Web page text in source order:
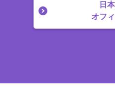
日
オフ